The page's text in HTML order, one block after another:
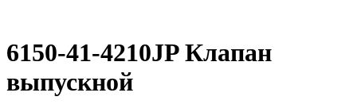
6150-41-4210JP Клапан
выпускной